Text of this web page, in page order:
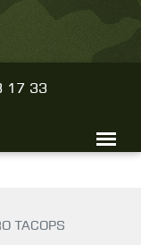
17 33
TACOPS